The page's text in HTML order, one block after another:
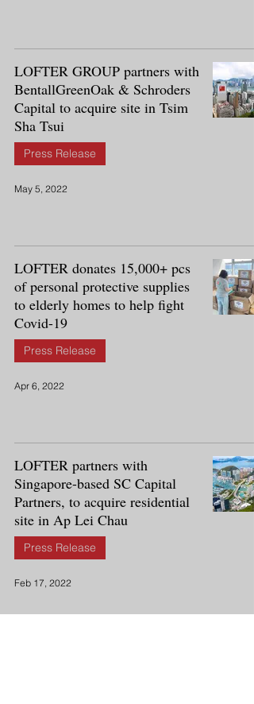
LOFTER GROUP partners with
BentallGreenOak & Schroders
Capital to acquire site in Tsim
Sha Tsui
Press Release
May 5, 2022
LOFTER donates 15,000+ pcs
of personal protective supplies
to elderly homes to help fight
Covid-19
Press Release
Apr 6, 2022
LOFTER partners with
Singapore-based SC Capital
Partners, to acquire residential
site in Ap Lei Chau
Press Release
Feb 17, 2022